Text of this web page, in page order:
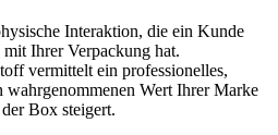
Interaktion, die ein Kunde
Ihrer Verpackung hat.
vermittelt ein professionelles,
wahrgenommenen Wert Ihrer Marke
Box steigert.